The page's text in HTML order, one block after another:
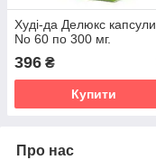
Худі-да Делюкс капсули
No 60 по 300 мг.
396 ₴
Купити
Про нас